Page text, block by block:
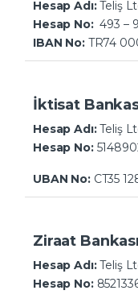
Hesap Adı:Teliş
Hesap No: 493 –
IBAN No:TR74
İktisat
Hesap Adı:Teliş
Hesap No:
UBAN No:CT35
Ziraat Bankası
Hesap Adı:Teliş
Hesap No: